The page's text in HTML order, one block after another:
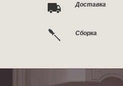
Доставка
Сборка